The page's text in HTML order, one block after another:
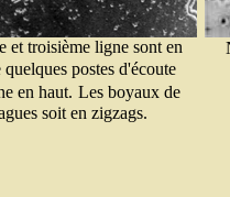
et troisième ligne sont en
postes d'écoute
en haut. Les boyaux de
soit en zigzags.